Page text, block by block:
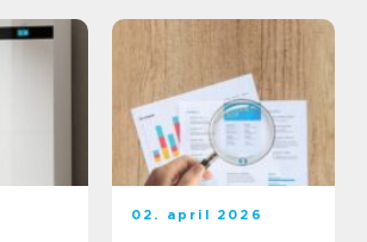
02. april 2026